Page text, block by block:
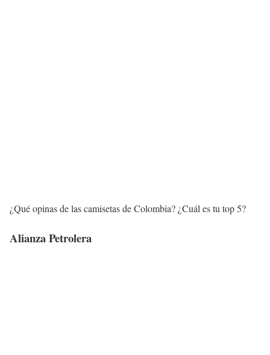
¿Qué opinas de las camisetas de Colombia? ¿Cuál es tu top 5?
Alianza Petrolera